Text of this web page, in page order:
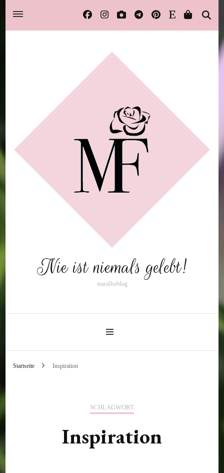
Nie ist niemals gelebt!
maraflorblog
Startseite Inspiration
SCHLAGWORT
Inspiration